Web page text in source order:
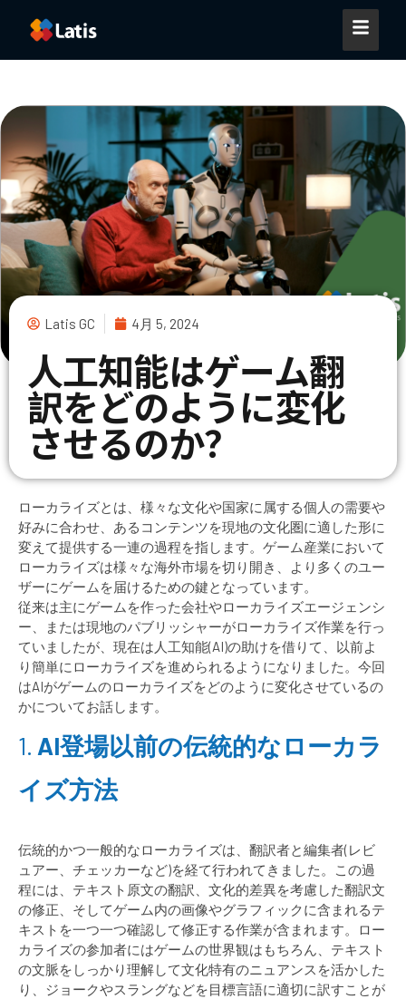
Latis GC 4月 5, 2024
人工知能はゲーム翻
訳をどのように変化
させるのか？
ローカライズとは、様々な文化や国家に属する個人の需要や
好みに合わせ、あるコンテンツを現地の文化圏に適した形に
変えて提供する一連の過程を指します。ゲーム産業において
ローカライズは様々な海外市場を切り開き、より多くのユー
ザーにゲームを届けるための鍵となっています。
従来は主にゲームを作った会社やローカライズエージェンシ
ー、または現地のパブリッシャーがローカライズ作業を行っ
ていましたが、現在は人工知能(AI)の助けを借りて、以前よ
り簡単にローカライズを進められるようになりました。今回
はAIがゲームのローカライズをどのように変化させているの
かについてお話します。
1. AI登場以前の伝統的なローカラ
イズ方法
伝統的かつ一般的なローカライズは、翻訳者と編集者(レビ
ュアー、チェッカーなど)を経て行われてきました。この過
程には、テキスト原文の翻訳、文化的差異を考慮した翻訳文
の修正、そしてゲーム内の画像やグラフィックに含まれるテ
キストを一つ一つ確認して修正する作業が含まれます。ロー
カライズの参加者にはゲームの世界観はもちろん、テキスト
の文脈をしっかり理解して文化特有のニュアンスを活かした
り、ジョークやスラングなどを目標言語に適切に訳すことが